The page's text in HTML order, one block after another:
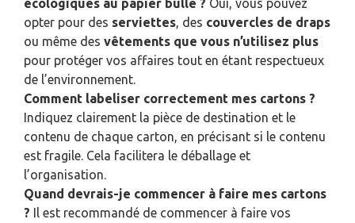
écologiques au papier bulle ? Oui, vous pouvez
opter pour des serviettes, des couvercles de draps
ou même des vêtements que vous n’utilisez plus
pour protéger vos affaires tout en étant respectueux
de l’environnement.
Comment labeliser correctement mes cartons ?
Indiquez clairement la pièce de destination et le
contenu de chaque carton, en précisant si le contenu
est fragile. Cela facilitera le déballage et
l’organisation.
Quand devrais-je commencer à faire mes cartons
? Il est recommandé de commencer à faire vos